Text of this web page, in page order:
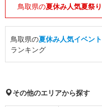
鳥取県の夏休み人気夏祭り
鳥取県の夏休み人気イベント
ランキング
その他のエリアから探す